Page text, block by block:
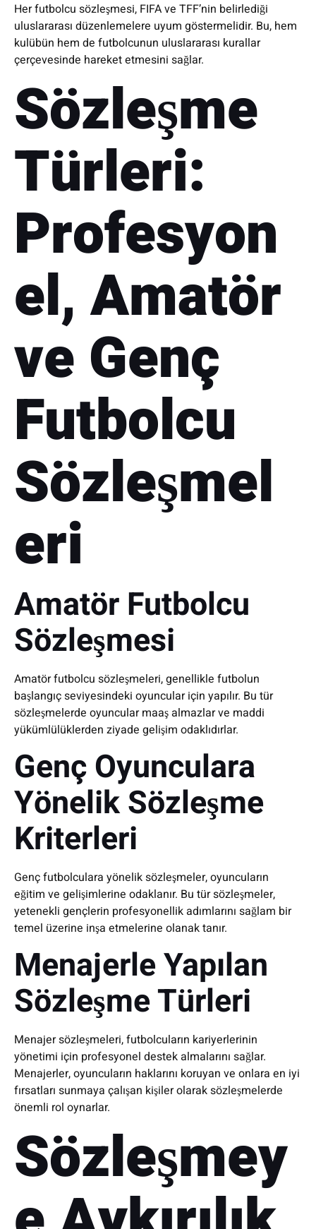
Her futbolcu sözleşmesi, FIFA ve TFF’nin belirlediği
uluslararası düzenlemelere uyum göstermelidir. Bu, hem
kulübün hem de futbolcunun uluslararası kurallar
çerçevesinde hareket etmesini sağlar.
Sözleşme
Türleri:
Profesyon
el, Amatör
ve Genç
Futbolcu
Sözleşmel
eri
Amatör Futbolcu
Sözleşmesi
Amatör futbolcu sözleşmeleri, genellikle futbolun
başlangıç seviyesindeki oyuncular için yapılır. Bu tür
sözleşmelerde oyuncular maaş almazlar ve maddi
yükümlülüklerden ziyade gelişim odaklıdırlar.
Genç Oyunculara
Yönelik Sözleşme
Kriterleri
Genç futbolculara yönelik sözleşmeler, oyuncuların
eğitim ve gelişimlerine odaklanır. Bu tür sözleşmeler,
yetenekli gençlerin profesyonellik adımlarını sağlam bir
temel üzerine inşa etmelerine olanak tanır.
Menajerle Yapılan
Sözleşme Türleri
Menajer sözleşmeleri, futbolcuların kariyerlerinin
yönetimi için profesyonel destek almalarını sağlar.
Menajerler, oyuncuların haklarını koruyan ve onlara en iyi
fırsatları sunmaya çalışan kişiler olarak sözleşmelerde
önemli rol oynarlar.
Sözleşmey